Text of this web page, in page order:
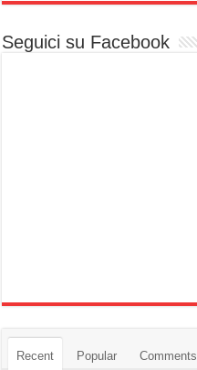
Seguici su Facebook
Recent Popular Comments